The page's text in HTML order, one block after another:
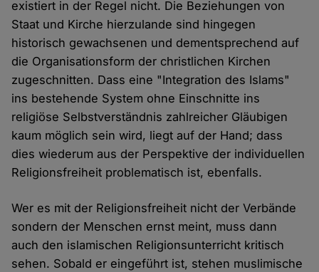
existiert in der Regel nicht. Die Beziehungen von
Staat und Kirche hierzulande sind hingegen
historisch gewachsenen und dementsprechend auf
die Organisationsform der christlichen Kirchen
zugeschnitten. Dass eine "Integration des Islams"
ins bestehende System ohne Einschnitte ins
religiöse Selbstverständnis zahlreicher Gläubigen
kaum möglich sein wird, liegt auf der Hand; dass
dies wiederum aus der Perspektive der individuellen
Religionsfreiheit problematisch ist, ebenfalls.
Wer es mit der Religionsfreiheit nicht der Verbände
sondern der Menschen ernst meint, muss dann
auch den islamischen Religionsunterricht kritisch
sehen. Sobald er eingeführt ist, stehen muslimische